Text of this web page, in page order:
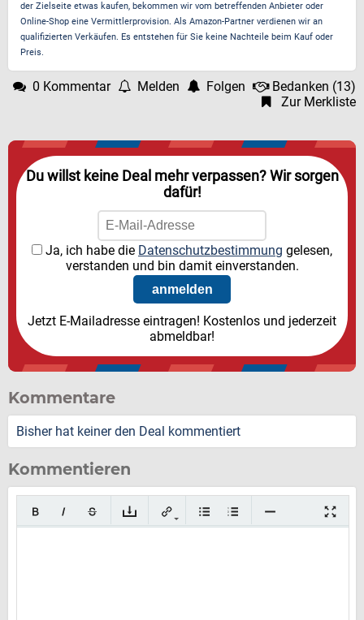
der Zielseite etwas kaufen, bekommen wir vom betreffenden Anbieter oder
Online-Shop eine Vermittlerprovision. Als Amazon-Partner verdienen wir an
qualifizierten Verkäufen. Es entstehen für Sie keine Nachteile beim Kauf oder
Preis.
0 Kommentar Melden Folgen Bedanken (13)
Zur Merkliste
Du willst keine Deal mehr verpassen? Wir sorgen
dafür!
Ja, ich habe die Datenschutzbestimmung gelesen,
verstanden und bin damit einverstanden.
Jetzt E-Mailadresse eintragen! Kostenlos und jederzeit
abmeldbar!
Kommentare
Bisher hat keiner den Deal kommentiert
Kommentieren